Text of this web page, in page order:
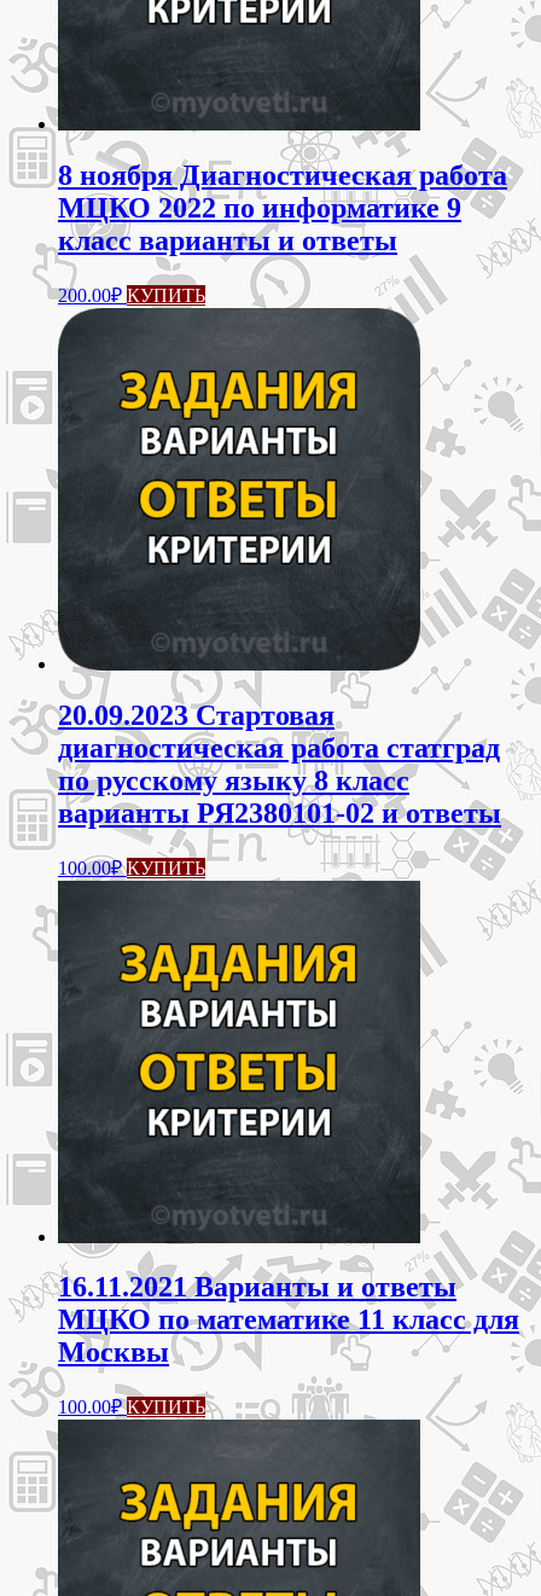
8 ноября Диагностическая работа
МЦКО 2022 по информатике 9
класс варианты и ответы
200.00₽ КУПИТЬ
20.09.2023 Стартовая
диагностическая работа статград
по русскому языку 8 класс
варианты РЯ2380101-02 и ответы
100.00₽ КУПИТЬ
16.11.2021 Варианты и ответы
МЦКО по математике 11 класс для
Москвы
100.00₽ КУПИТЬ